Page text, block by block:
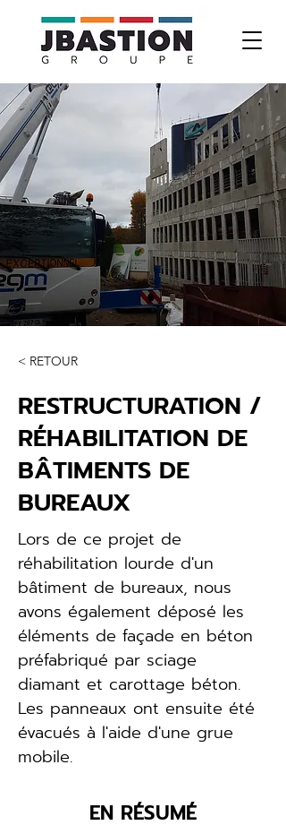
< RETOUR
RESTRUCTURATION /
RÉHABILITATION DE
BÂTIMENTS DE
BUREAUX
Lors de ce projet de
réhabilitation lourde d'un
bâtiment de bureaux, nous
avons également déposé les
éléments de façade en béton
préfabriqué par sciage
diamant et carottage béton.
Les panneaux ont ensuite été
évacués à l'aide d'une grue
mobile.
EN RÉSUMÉ